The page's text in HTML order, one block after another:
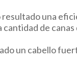
una
de
un cabello